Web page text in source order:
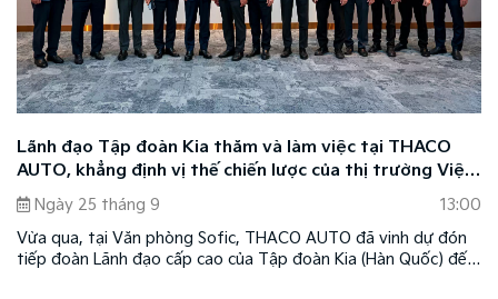
Lãnh đạo Tập đoàn Kia thăm và làm việc tại THACO
AUTO, khẳng định vị thế chiến lược của thị trường Việt
Nam
Ngày 25 tháng 9
13:00
Vừa qua, tại Văn phòng Sofic, THACO AUTO đã vinh dự đón
tiếp đoàn Lãnh đạo cấp cao của Tập đoàn Kia (Hàn Quốc) đến